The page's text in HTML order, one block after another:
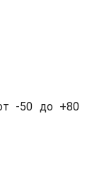
-50 до +80